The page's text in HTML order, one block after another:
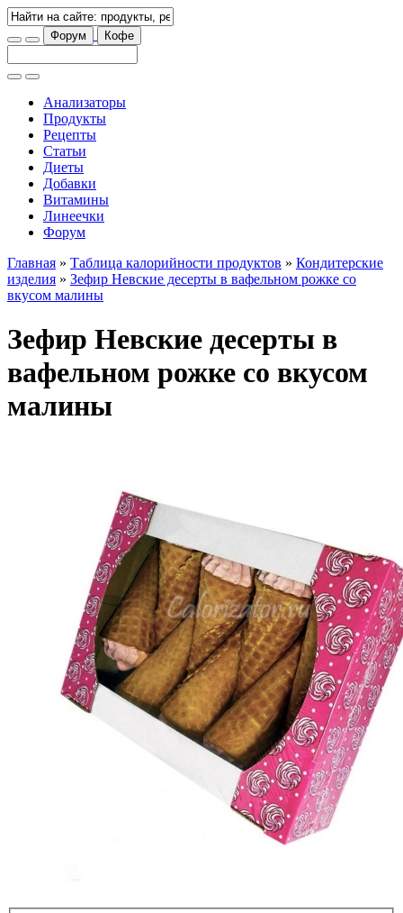
Форум Кофе
Анализаторы
Продукты
Рецепты
Статьи
Диеты
Добавки
Витамины
Линеечки
Форум
Главная » Таблица калорийности продуктов » Кондитерские
изделия » Зефир Невские десерты в вафельном рожке со
вкусом малины
Зефир Невские десерты в
вафельном рожке со вкусом
малины